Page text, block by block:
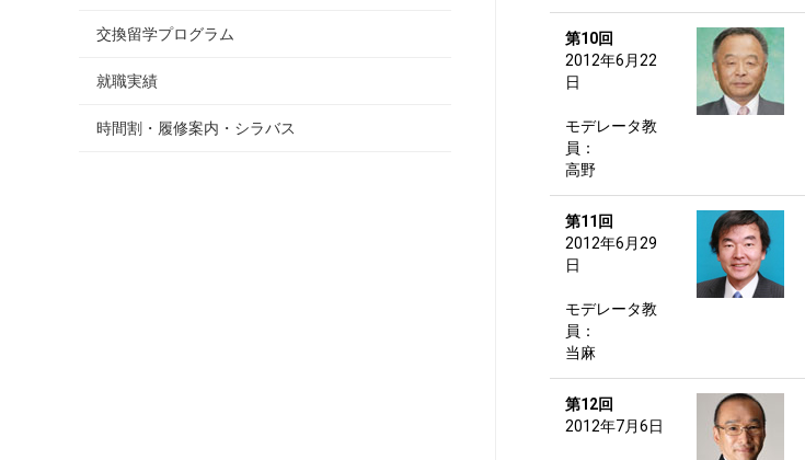
第10回
2012年6月22
日
モデレータ教
員：
高野
第11回
2012年6月29
日
モデレータ教
員：
当麻
第12回
2012年7月6日
交換留学プログラム
就職実績
時間割・履修案内・シラバス